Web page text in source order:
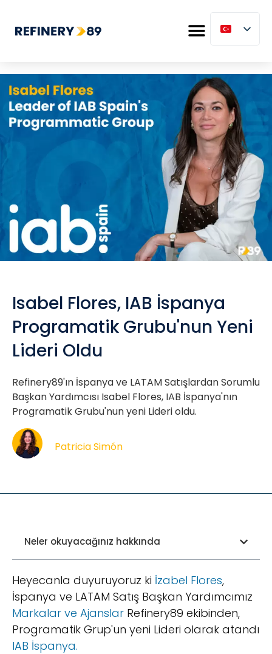
Isabel Flores, IAB İspanya
Programatik Grubu'nun Yeni
Lideri Oldu
Refinery89'ın İspanya ve LATAM Satışlardan Sorumlu
Başkan Yardımcısı Isabel Flores, IAB İspanya'nın
Programatik Grubu'nun yeni Lideri oldu.
Patricia Simón
Neler okuyacağınız hakkında
Heyecanla duyuruyoruz ki İzabel Flores,
İspanya ve LATAM Satış Başkan Yardımcımız
Markalar ve Ajanslar Refinery89 ekibinden,
Programatik Grup'un yeni Lideri olarak atandı
IAB İspanya.